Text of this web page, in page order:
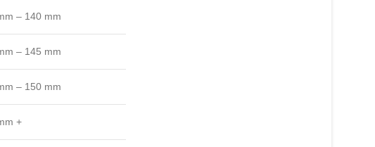
– 140 mm
– 145 mm
– 150 mm
+